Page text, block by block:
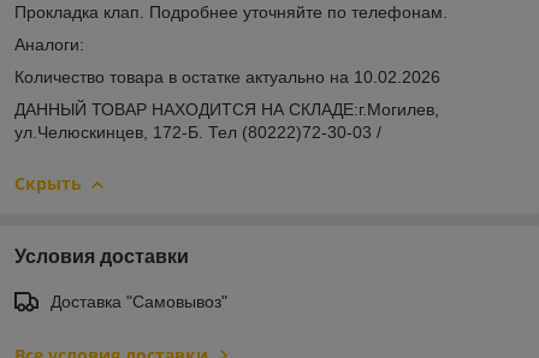
Прокладка клап. Подробнее уточняйте по телефонам.
Аналоги:
Количество товара в остатке актуально на 10.02.2026
ДАННЫЙ ТОВАР НАХОДИТСЯ НА СКЛАДE:г.Могилев,
ул.Челюскинцев, 172-Б. Тел (80222)72-30-03 /
Скрыть
Условия доставки
Доставка "Самовывоз"